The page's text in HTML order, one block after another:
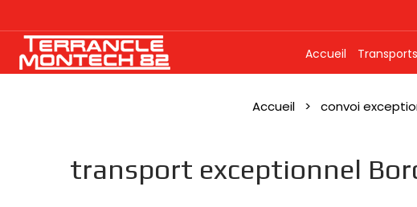
Accueil Transports
Accueil convoi
transport exceptionnel